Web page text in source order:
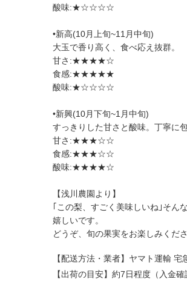
酸味:★☆☆☆☆
•新高(10月上旬~11月中旬)
大玉で香り高く、食べ応え抜群。
甘さ:★★★★☆
食感:★★★★★
酸味:★☆☆☆☆
•新興(10月下旬~1月中旬)
すっきりした甘さと酸味。丁寧に
甘さ:★★★☆☆
食感:★★★☆☆
酸味:★★★★☆
【浅川農園より】
｢この梨、すごく美味しいね｣そ
嬉しいです。
どうぞ、旬の果実をお楽しみくださ
【配送方法・業者】ヤマト運輸 宅
【出荷の目安】約7日程度（入金